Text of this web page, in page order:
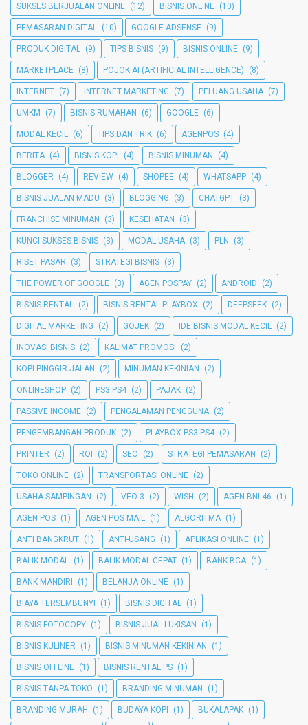
SUKSES BERJUALAN ONLINE (12) BISNIS ONLINE (10)
PEMASARAN DIGITAL (10) GOOGLE ADSENSE (9)
PRODUK DIGITAL (9) TIPS BISNIS (9) BISNIS ONLINE (9)
MARKETPLACE (8) POJOK AI (ARTIFICIAL INTELLIGENCE) (8)
INTERNET (7) INTERNET MARKETING (7) PELUANG USAHA (7)
UMKM (7) BISNIS RUMAHAN (6) GOOGLE (6)
MODAL KECIL (6) TIPS DAN TRIK (6) AGENPOS (4)
BERITA (4) BISNIS KOPI (4) BISNIS MINUMAN (4)
BLOGGER (4) REVIEW (4) SHOPEE (4) WHATSAPP (4)
BISNIS JUALAN MADU (3) BLOGGING (3) CHATGPT (3)
FRANCHISE MINUMAN (3) KESEHATAN (3)
KUNCI SUKSES BISNIS (3) MODAL USAHA (3) PLN (3)
RISET PASAR (3) STRATEGI BISNIS (3)
THE POWER OF GOOGLE (3) AGEN POSPAY (2) ANDROID (2)
BISNIS RENTAL (2) BISNIS RENTAL PLAYBOX (2) DEEPSEEK (2)
DIGITAL MARKETING (2) GOJEK (2) IDE BISNIS MODAL KECIL (2)
INOVASI BISNIS (2) KALIMAT PROMOSI (2)
KOPI PINGGIR JALAN (2) MINUMAN KEKINIAN (2)
ONLINESHOP (2) PS3 PS4 (2) PAJAK (2)
PASSIVE INCOME (2) PENGALAMAN PENGGUNA (2)
PENGEMBANGAN PRODUK (2) PLAYBOX PS3 PS4 (2)
PRINTER (2) ROI (2) SEO (2) STRATEGI PEMASARAN (2)
TOKO ONLINE (2) TRANSPORTASI ONLINE (2)
USAHA SAMPINGAN (2) VEO 3 (2) WISH (2) AGEN BNI 46 (1)
AGEN POS (1) AGEN POS MAIL (1) ALGORITMA (1)
ANTI BANGKRUT (1) ANTI-USANG (1) APLIKASI ONLINE (1)
BALIK MODAL (1) BALIK MODAL CEPAT (1) BANK BCA (1)
BANK MANDIRI (1) BELANJA ONLINE (1)
BIAYA TERSEMBUNYI (1) BISNIS DIGITAL (1)
BISNIS FOTOCOPY (1) BISNIS JUAL LUKISAN (1)
BISNIS KULINER (1) BISNIS MINUMAN KEKINIAN (1)
BISNIS OFFLINE (1) BISNIS RENTAL PS (1)
BISNIS TANPA TOKO (1) BRANDING MINUMAN (1)
BRANDING MURAH (1) BUDAYA KOPI (1) BUKALAPAK (1)